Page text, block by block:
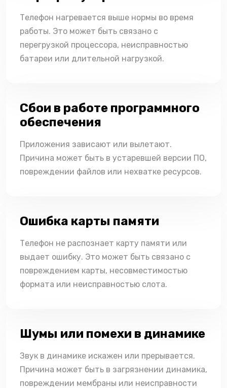
Телефон нагревается выше нормы во время
работы. Это может быть связано с
перегрузкой процессора, неисправностью
батареи или длительной нагрузкой.
Сбои в работе программного
обеспечения
Приложения зависают или вылетают.
Причина может быть в устаревшей версии ПО,
повреждении файлов или нехватке ресурсов.
Ошибка карты памяти
Телефон не распознает карту памяти или
выдает ошибку. Это может быть связано с
повреждением карты, несовместимостью
формата или неисправностью слота.
Шумы или помехи в динамике
Звук в динамике искажен или прерывается.
Причина может быть в загрязнении динамика,
повреждении мембраны или неисправности